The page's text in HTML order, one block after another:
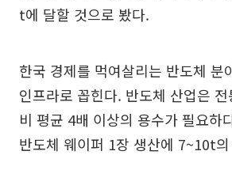
t에 달할 것으로 봤다.
한국 경제를 먹여살리는 반도체 분
인프라로 꼽힌다. 반도체 산업은
비 평균 4배 이상의 용수가 필요하
반도체 웨이퍼 1장 생산에 7~10t